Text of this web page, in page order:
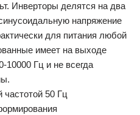
Инверторы делятся на два
напряжение
для питания любой
имеет на выходе
10000 Гц и не всегда
50 Гц